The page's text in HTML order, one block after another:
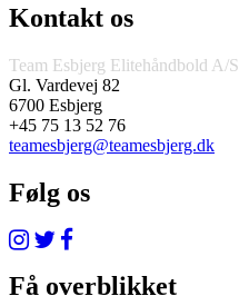
Kontakt os
Team Esbjerg Elitehåndbold A/S
Gl. Vardevej 82
6700 Esbjerg
+45 75 13 52 76
teamesbjerg@teamesbjerg.dk
Følg os
Få overblikket